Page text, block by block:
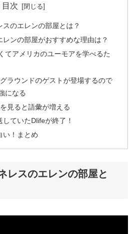
目次
のエレンの部屋とは？
ンの部屋がおすすめな理由は？
てアメリカのユーモアを学べるた
ラウンドのゲストが登場するので
になる
見ると語彙が増える
ていたDlifeが終了！
い！まとめ
レスのエレンの部屋と